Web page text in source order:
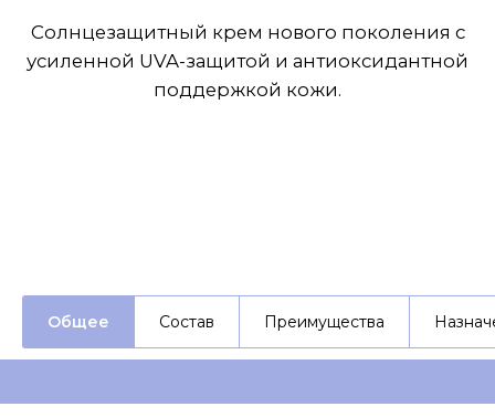
Общее Состав Преимущества